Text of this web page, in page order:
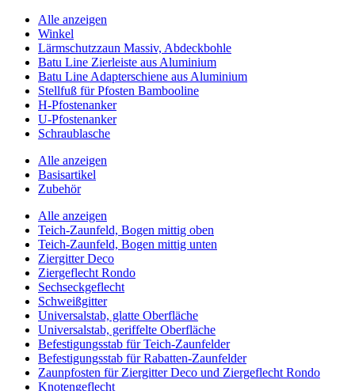
Alle anzeigen
Winkel
Lärmschutzzaun Massiv, Abdeckbohle
Batu Line Zierleiste aus Aluminium
Batu Line Adapterschiene aus Aluminium
Stellfuß für Pfosten Bambooline
H-Pfostenanker
U-Pfostenanker
Schraublasche
Alle anzeigen
Basisartikel
Zubehör
Alle anzeigen
Teich-Zaunfeld, Bogen mittig oben
Teich-Zaunfeld, Bogen mittig unten
Ziergitter Deco
Ziergeflecht Rondo
Sechseckgeflecht
Schweißgitter
Universalstab, glatte Oberfläche
Universalstab, geriffelte Oberfläche
Befestigungsstab für Teich-Zaunfelder
Befestigungsstab für Rabatten-Zaunfelder
Zaunpfosten für Ziergitter Deco und Ziergeflecht Rondo
Knotengeflecht